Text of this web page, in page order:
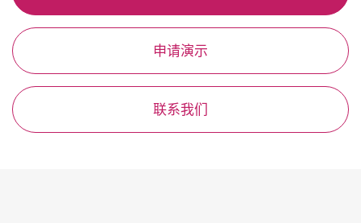
申请演示
联系我们